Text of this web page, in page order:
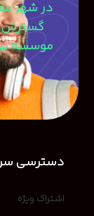
در شهر
موسسه
دسترسی
اشتراک ویژه